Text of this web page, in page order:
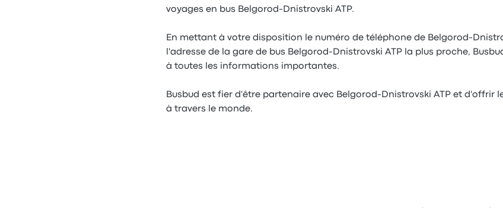
voyages en bus Belgorod-Dnistrovski ATP.
En mettant à votre disposition le numéro de téléphone de Belgorod-
l'adresse de la gare de bus Belgorod-Dnistrovski ATP la plus proche,
à toutes les informations importantes.
Busbud est fier d'être partenaire avec Belgorod-Dnistrovski ATP et d'offrir
à travers le monde.